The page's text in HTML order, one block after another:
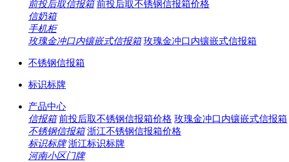
前投后取信报箱 前投后取不锈钢信报箱价格
信奶箱
手机柜
玫瑰金冲口内镶嵌式信报箱 玫瑰金冲口内镶嵌式信报箱
不锈钢信报箱
标识标牌
产品中心
信报箱 前投后取不锈钢信报箱价格 玫瑰金冲口内镶嵌式信报箱
不锈钢信报箱 浙江不锈钢信报箱价格
标识标牌 浙江标识标牌
河南小区门牌